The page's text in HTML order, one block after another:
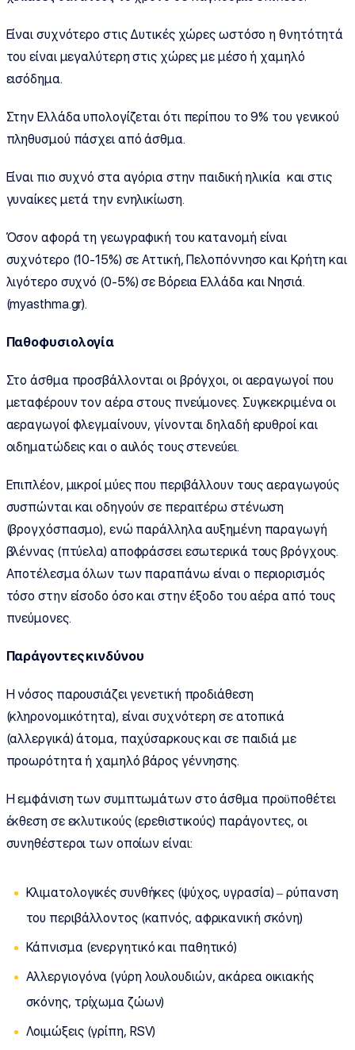
Είναι συχνότερο στις Δυτικές χώρες ωστόσο η θνητότητά
του είναι μεγαλύτερη στις χώρες με μέσο ή χαμηλό
εισόδημα.
Στην Ελλάδα υπολογίζεται ότι περίπου το 9% του γενικού
πληθυσμού πάσχει από άσθμα.
Είναι πιο συχνό στα αγόρια στην παιδική ηλικία και στις
γυναίκες μετά την ενηλικίωση.
Όσον αφορά τη γεωγραφική του κατανομή είναι
συχνότερο (10-15%) σε Αττική, Πελοπόννησο και Κρήτη και
λιγότερο συχνό (0-5%) σε Βόρεια Ελλάδα και Νησιά.
(myasthma.gr).
Παθοφυσιολογία
Στο άσθμα προσβάλλονται οι βρόγχοι, οι αεραγωγοί που
μεταφέρουν τον αέρα στους πνεύμονες. Συγκεκριμένα οι
αεραγωγοί φλεγμαίνουν, γίνονται δηλαδή ερυθροί και
οιδηματώδεις και ο αυλός τους στενεύει.
Επιπλέον, μικροί μύες που περιβάλλουν τους αεραγωγούς
συσπώνται και οδηγούν σε περαιτέρω στένωση
(βρογχόσπασμο), ενώ παράλληλα αυξημένη παραγωγή
βλέννας (πτύελα) αποφράσσει εσωτερικά τους βρόγχους.
Αποτέλεσμα όλων των παραπάνω είναι ο περιορισμός
τόσο στην είσοδο όσο και στην έξοδο του αέρα από τους
πνεύμονες.
Παράγοντες κινδύνου
Η νόσος παρουσιάζει γενετική προδιάθεση
(κληρονομικότητα), είναι συχνότερη σε ατοπικά
(αλλεργικά) άτομα, παχύσαρκους και σε παιδιά με
προωρότητα ή χαμηλό βάρος γέννησης.
Η εμφάνιση των συμπτωμάτων στο άσθμα προϋποθέτει
έκθεση σε εκλυτικούς (ερεθιστικούς) παράγοντες, οι
συνηθέστεροι των οποίων είναι:
Κλιματολογικές συνθήκες (ψύχος, υγρασία) – ρύπανση
του περιβάλλοντος (καπνός, αφρικανική σκόνη)
Κάπνισμα (ενεργητικό και παθητικό)
Αλλεργιογόνα (γύρη λουλουδιών, ακάρεα οικιακής
σκόνης, τρίχωμα ζώων)
Λοιμώξεις (γρίπη, RSV)